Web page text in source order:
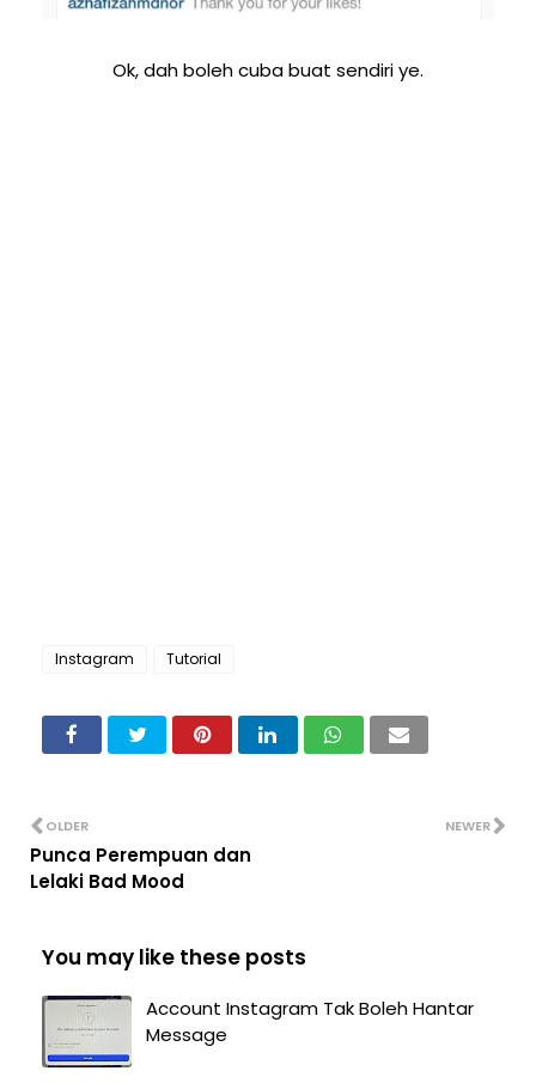
Ok, dah boleh cuba buat sendiri ye.
Instagram Tutorial
NEWER
OLDER
Punca Perempuan dan
Lelaki Bad Mood
You may like these posts
Account Instagram Tak Boleh Hantar
Message